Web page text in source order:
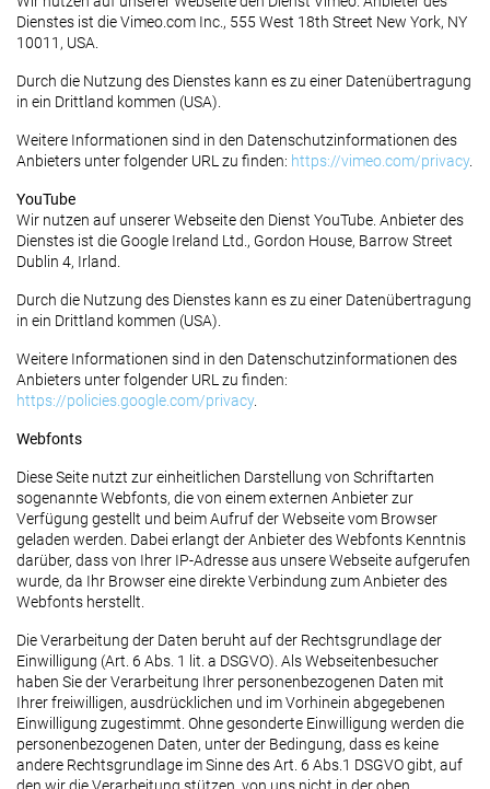
Dienstes ist die Vimeo.com Inc., 555 West 18th Street New York, NY
10011, USA.
Durch die Nutzung des Dienstes kann es zu einer Datenübertragung
in ein Drittland kommen (USA).
Weitere Informationen sind in den Datenschutzinformationen des
Anbieters unter folgender URL zu finden: https://vimeo.com/privacy.
YouTube
Wir nutzen auf unserer Webseite den Dienst YouTube. Anbieter des
Dienstes ist die Google Ireland Ltd., Gordon House, Barrow Street
Dublin 4, Irland.
Durch die Nutzung des Dienstes kann es zu einer Datenübertragung
in ein Drittland kommen (USA).
Weitere Informationen sind in den Datenschutzinformationen des
Anbieters unter folgender URL zu finden:
https://policies.google.com/privacy.
Webfonts
Diese Seite nutzt zur einheitlichen Darstellung von Schriftarten
sogenannte Webfonts, die von einem externen Anbieter zur
Verfügung gestellt und beim Aufruf der Webseite vom Browser
geladen werden. Dabei erlangt der Anbieter des Webfonts Kenntnis
darüber, dass von Ihrer IP-Adresse aus unsere Webseite aufgerufen
wurde, da Ihr Browser eine direkte Verbindung zum Anbieter des
Webfonts herstellt.
Die Verarbeitung der Daten beruht auf der Rechtsgrundlage der
Einwilligung (Art. 6 Abs. 1 lit. a DSGVO). Als Webseitenbesucher
haben Sie der Verarbeitung Ihrer personenbezogenen Daten mit
Ihrer freiwilligen, ausdrücklichen und im Vorhinein abgegebenen
Einwilligung zugestimmt. Ohne gesonderte Einwilligung werden die
personenbezogenen Daten, unter der Bedingung, dass es keine
andere Rechtsgrundlage im Sinne des Art. 6 Abs.1 DSGVO gibt, auf